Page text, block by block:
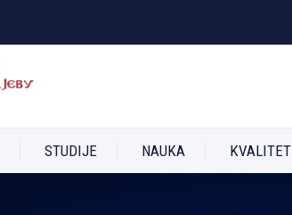
STUDIJE NAUKA KVALITET